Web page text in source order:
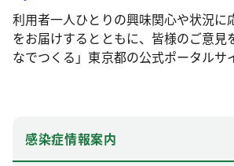
利用者一人ひとりの興味関心や状況に
をお届けするとともに、皆様のご意見
なでつくる」東京都の公式ポータルサ
感染症情報案内